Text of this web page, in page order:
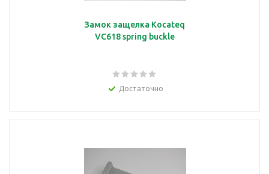
Замок защелка Kocateq
VC618 spring buckle
Достаточно